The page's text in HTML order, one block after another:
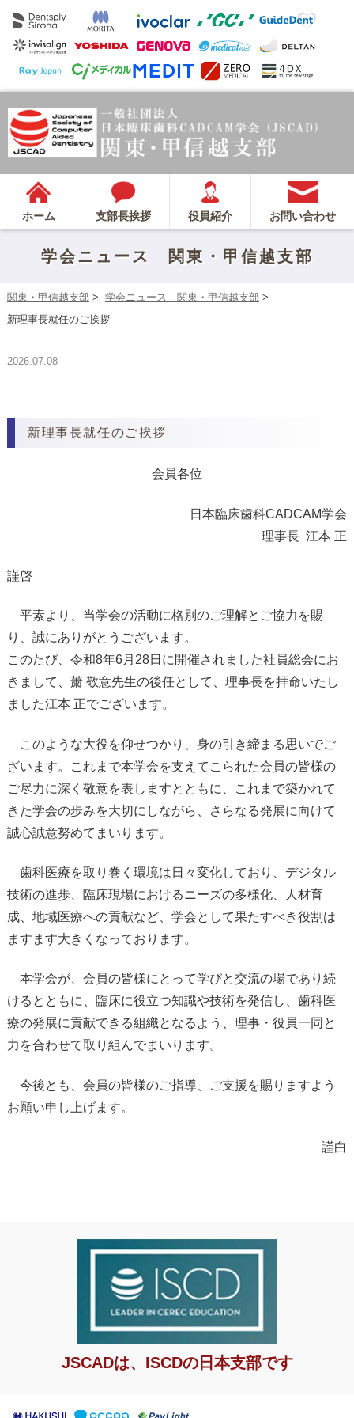
ホーム 支部長挨拶 役員紹介 お問い合わせ
学会ニュース 関東・甲信越支部
関東・甲信越支部> 学会ニュース 関東・甲信越支部>
新理事長就任のご挨拶
2026.07.08
新理事長就任のご挨拶
会員各位
日本臨床歯科CADCAM学会
理事長 江本 正
謹啓
平素より、当学会の活動に格別のご理解とご協力を賜
り、誠にありがとうございます。
このたび、令和8年6月28日に開催されました社員総会にお
きまして、䔥 敬意先生の後任として、理事長を拝命いたし
ました江本 正でございます。
このような大役を仰せつかり、身の引き締まる思いでご
ざいます。これまで本学会を支えてこられた会員の皆様の
ご尽力に深く敬意を表しますとともに、これまで築かれて
きた学会の歩みを大切にしながら、さらなる発展に向けて
誠心誠意努めてまいります。
歯科医療を取り巻く環境は日々変化しており、デジタル
技術の進歩、臨床現場におけるニーズの多様化、人材育
成、地域医療への貢献など、学会として果たすべき役割は
ますます大きくなっております。
本学会が、会員の皆様にとって学びと交流の場であり続
けるとともに、臨床に役立つ知識や技術を発信し、歯科医
療の発展に貢献できる組織となるよう、理事・役員一同と
力を合わせて取り組んでまいります。
今後とも、会員の皆様のご指導、ご支援を賜りますよう
お願い申し上げます。
謹白
JSCADは、ISCDの日本支部です